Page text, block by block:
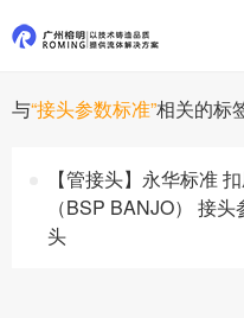
与“接头参数标准”相关的标
【管接头】永华标准
（BSP BANJO） 接
头